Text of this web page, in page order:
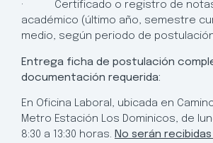
· Certificado o registro de
académico (último año, semestre
medio, según periodo de
Entrega ficha de postulación
documentación requerida:
En Oficina Laboral, ubicada en Camino
Metro Estación Los Dominicos, de
8:30 a 13:30 horas. No serán